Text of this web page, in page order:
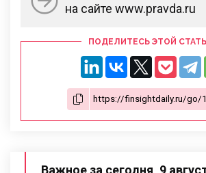
на сайте www.pravda.ru
ПОДЕЛИТЕСЬ ЭТОЙ
Важное за сегодня, 9